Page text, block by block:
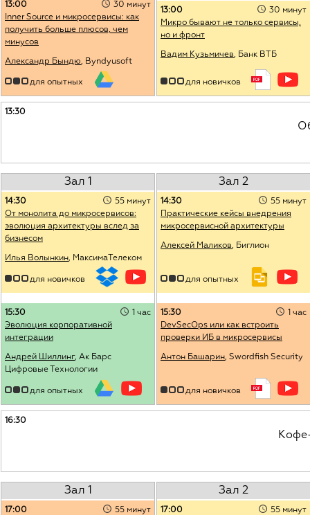
13:00
30 минут
Inner Source и микросервисы: как
получить больше плюсов, чем
минусов
Александр Бындю, Byndyusoft
для опытных
13:00
30 минут
Микро бывают не только сервисы,
но и фронт
Вадим Кузьмичев, Банк ВТБ
для новичков
13:30
Зал 1
14:30
55 минут
От монолита до микросервисов:
эволюция архитектуры вслед за
бизнесом
Илья Волынкин, МаксимаТелеком
для новичков
15:30
1 час
Эволюция корпоративной
интеграции
Андрей Шиллинг, Ак Барс
Цифровые Технологии
для опытных
Зал 2
14:30
55 минут
Практические кейсы внедрения
микросервисной архитектуры
Алексей Маликов, Биглион
для опытных
15:30
1 час
DevSecOps или как встроить
проверки ИБ в микросервисы
Антон Башарин, Swordfish Security
для новичков
16:30
Зал 1
17:00
55 минут
Зал 2
17:00
55 минут